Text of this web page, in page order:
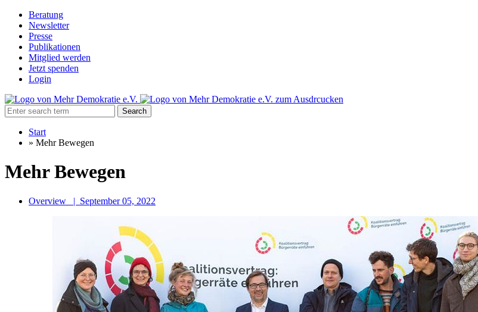
Beratung
Newsletter
Presse
Publikationen
Mitglied werden
Jetzt spenden
Login
Search
Start
» Mehr Bewegen
Mehr Bewegen
Overview | September 05, 2022